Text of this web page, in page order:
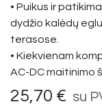
• Puikus ir
dydžio kalėdų
terasose.
• Kiekvienam
AC-DC maitinimo
25,70 € su